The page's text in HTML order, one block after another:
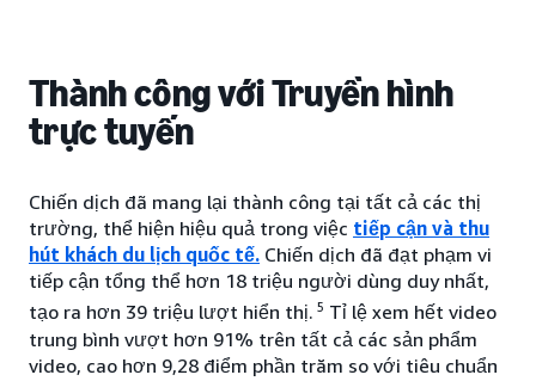
Thành công với Truyền hình
trực tuyến
Chiến dịch đã mang lại thành công tại tất cả các thị
trường, thể hiện hiệu quả trong việc tiếp cận và thu
hút khách du lịch quốc tế. Chiến dịch đã đạt phạm vi
tiếp cận tổng thể hơn 18 triệu người dùng duy nhất,
tạo ra hơn 39 triệu lượt hiển thị. 5 Tỉ lệ xem hết video
trung bình vượt hơn 91% trên tất cả các sản phẩm
video, cao hơn 9,28 điểm phần trăm so với tiêu chuẩn